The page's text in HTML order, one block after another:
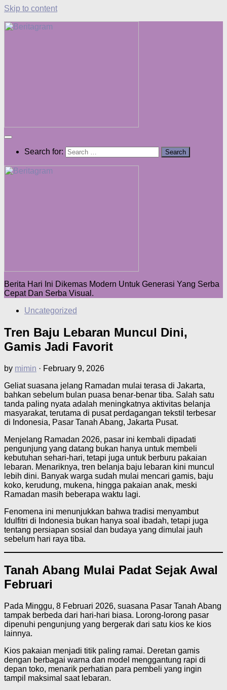
Skip to content
Search for:
Berita Hari Ini Dikemas Modern Untuk Generasi Yang Serba
Cepat Dan Serba Visual.
Uncategorized
Tren Baju Lebaran Muncul Dini,
Gamis Jadi Favorit
by mimin · February 9, 2026
Geliat suasana jelang Ramadan mulai terasa di Jakarta,
bahkan sebelum bulan puasa benar-benar tiba. Salah satu
tanda paling nyata adalah meningkatnya aktivitas belanja
masyarakat, terutama di pusat perdagangan tekstil terbesar
di Indonesia, Pasar Tanah Abang, Jakarta Pusat.
Menjelang Ramadan 2026, pasar ini kembali dipadati
pengunjung yang datang bukan hanya untuk membeli
kebutuhan sehari-hari, tetapi juga untuk berburu pakaian
lebaran. Menariknya, tren belanja baju lebaran kini muncul
lebih dini. Banyak warga sudah mulai mencari gamis, baju
koko, kerudung, mukena, hingga pakaian anak, meski
Ramadan masih beberapa waktu lagi.
Fenomena ini menunjukkan bahwa tradisi menyambut
Idulfitri di Indonesia bukan hanya soal ibadah, tetapi juga
tentang persiapan sosial dan budaya yang dimulai jauh
sebelum hari raya tiba.
Tanah Abang Mulai Padat Sejak Awal
Februari
Pada Minggu, 8 Februari 2026, suasana Pasar Tanah Abang
tampak berbeda dari hari-hari biasa. Lorong-lorong pasar
dipenuhi pengunjung yang bergerak dari satu kios ke kios
lainnya.
Kios pakaian menjadi titik paling ramai. Deretan gamis
dengan berbagai warna dan model menggantung rapi di
depan toko, menarik perhatian para pembeli yang ingin
tampil maksimal saat lebaran.